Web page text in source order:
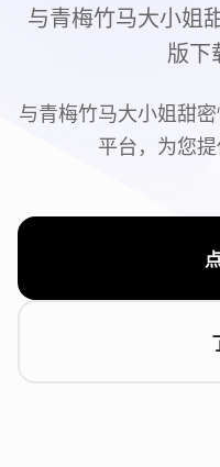
与青梅竹马大小姐
版下
与青梅竹马大小姐甜
平台，为您提